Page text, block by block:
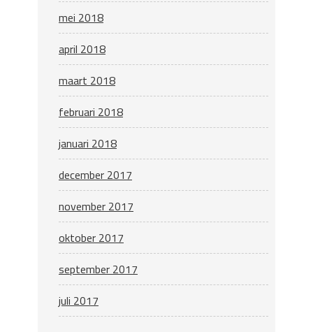
mei 2018
april 2018
maart 2018
februari 2018
januari 2018
december 2017
november 2017
oktober 2017
september 2017
juli 2017